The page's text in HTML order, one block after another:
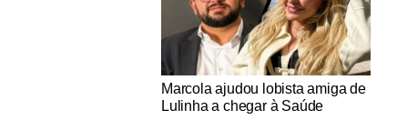
Notícias Católicas
Marcola ajudou lobista amiga de
Lulinha a chegar à Saúde